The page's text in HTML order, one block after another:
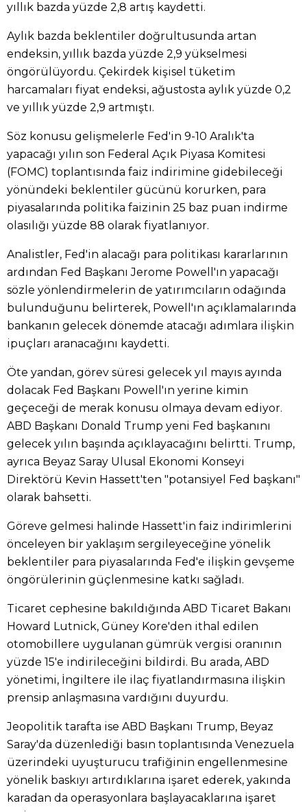
yıllık bazda yüzde 2,8 artış kaydetti.
Aylık bazda beklentiler doğrultusunda artan
endeksin, yıllık bazda yüzde 2,9 yükselmesi
öngörülüyordu. Çekirdek kişisel tüketim
harcamaları fiyat endeksi, ağustosta aylık yüzde 0,2
ve yıllık yüzde 2,9 artmıştı.
Söz konusu gelişmelerle Fed'in 9-10 Aralık'ta
yapacağı yılın son Federal Açık Piyasa Komitesi
(FOMC) toplantısında faiz indirimine gidebileceği
yönündeki beklentiler gücünü korurken, para
piyasalarında politika faizinin 25 baz puan indirme
olasılığı yüzde 88 olarak fiyatlanıyor.
Analistler, Fed'in alacağı para politikası kararlarının
ardından Fed Başkanı Jerome Powell'ın yapacağı
sözle yönlendirmelerin de yatırımcıların odağında
bulunduğunu belirterek, Powell'ın açıklamalarında
bankanın gelecek dönemde atacağı adımlara ilişkin
ipuçları aranacağını kaydetti.
Öte yandan, görev süresi gelecek yıl mayıs ayında
dolacak Fed Başkanı Powell'ın yerine kimin
geçeceği de merak konusu olmaya devam ediyor.
ABD Başkanı Donald Trump yeni Fed başkanını
gelecek yılın başında açıklayacağını belirtti. Trump,
ayrıca Beyaz Saray Ulusal Ekonomi Konseyi
Direktörü Kevin Hassett'ten "potansiyel Fed başkanı"
olarak bahsetti.
Göreve gelmesi halinde Hassett'in faiz indirimlerini
önceleyen bir yaklaşım sergileyeceğine yönelik
beklentiler para piyasalarında Fed'e ilişkin gevşeme
öngörülerinin güçlenmesine katkı sağladı.
Ticaret cephesine bakıldığında ABD Ticaret Bakanı
Howard Lutnick, Güney Kore'den ithal edilen
otomobillere uygulanan gümrük vergisi oranının
yüzde 15'e indirileceğini bildirdi. Bu arada, ABD
yönetimi, İngiltere ile ilaç fiyatlandırmasına ilişkin
prensip anlaşmasına vardığını duyurdu.
Jeopolitik tarafta ise ABD Başkanı Trump, Beyaz
Saray'da düzenlediği basın toplantısında Venezuela
üzerindeki uyuşturucu trafiğinin engellenmesine
yönelik baskıyı artırdıklarına işaret ederek, yakında
karadan da operasyonlara başlayacaklarına işaret